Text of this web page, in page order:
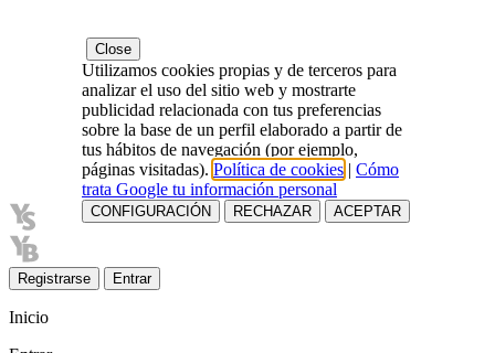
Registrarse Entrar
Inicio
Close
Utilizamos cookies propias y de terceros para
analizar el uso del sitio web y mostrarte
publicidad relacionada con tus preferencias
sobre la base de un perfil elaborado a partir de
tus hábitos de navegación (por ejemplo,
páginas visitadas). Política de cookies | Cómo
trata Google tu información personal
CONFIGURACIÓN RECHAZAR ACEPTAR